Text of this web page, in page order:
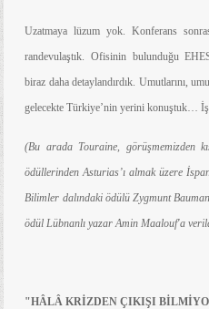
Uzatmaya lüzum yok. Konferans
randevulaştık. Ofisinin bulunduğu
biraz daha detaylandırdık. Umutlarını,
gelecekte Türkiye’nin yerini konuştuk…
(Bu arada Touraine, görüşmemizden
ödüllerinden Asturias’ı almak üzere
Bilimler dalındaki ödülü Zygmunt
ödül Lübnanlı yazar Amin Maalouf'a
"HÂLÂ KRİZDEN ÇIKIŞI